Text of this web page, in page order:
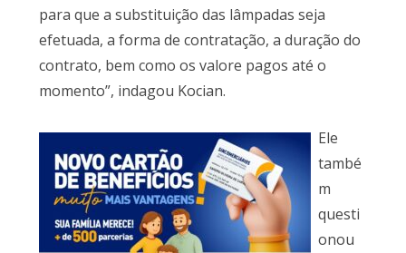
para que a substituição das lâmpadas seja
efetuada, a forma de contratação, a duração do
contrato, bem como os valore pagos até o
momento”, indagou Kocian.
Ele
també
m
questi
onou